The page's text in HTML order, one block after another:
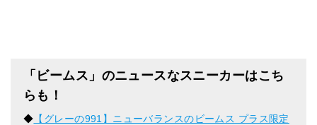
「ビームス」のニュースなスニーカーはこち
らも！
◆ 【グレーの991】ニューバランスのビームス プラス限定